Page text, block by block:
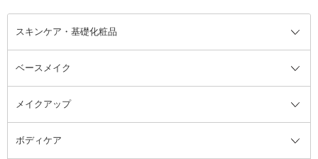
スキンケア・基礎化粧品
スキンケア・基礎化粧品全て
洗顔料
美容液
ベースメイク
ベースメイク全て
BBクリーム
メイクアップ
メイクアップ全て
ボディケア